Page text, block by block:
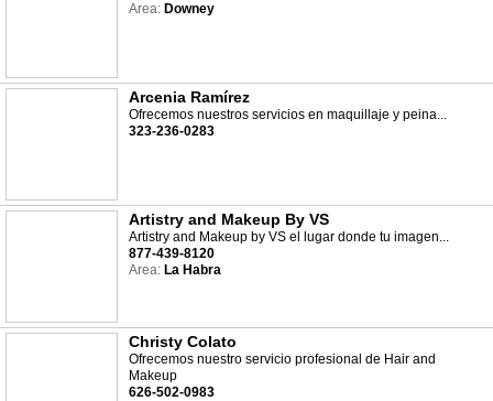
Area: Downey
Arcenia Ramírez
Ofrecemos nuestros servicios en maquillaje y peina...
323-236-0283
Artistry and Makeup By VS
Artistry and Makeup by VS el lugar donde tu imagen...
877-439-8120
Area: La Habra
Christy Colato
Ofrecemos nuestro servicio profesional de Hair and
Makeup
626-502-0983